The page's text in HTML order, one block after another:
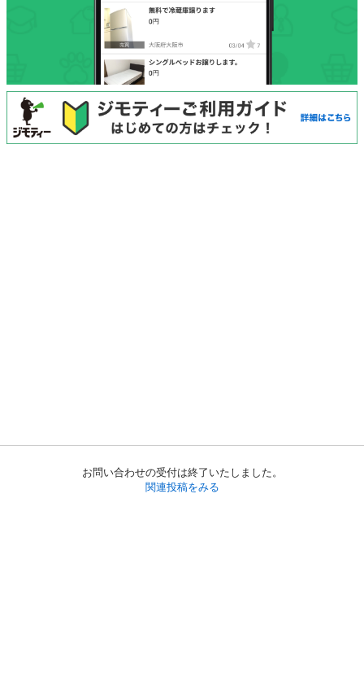
お問い合わせの受付は終了いたしました。
関連投稿をみる